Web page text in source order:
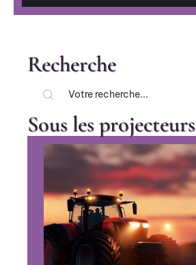
Recherche
Sous les projecteurs